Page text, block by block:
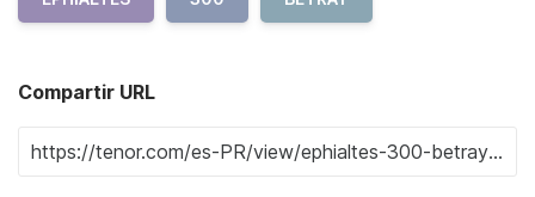
Compartir URL